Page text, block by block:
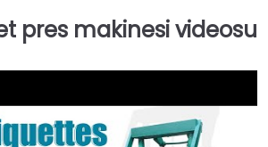
pres makinesi videosu